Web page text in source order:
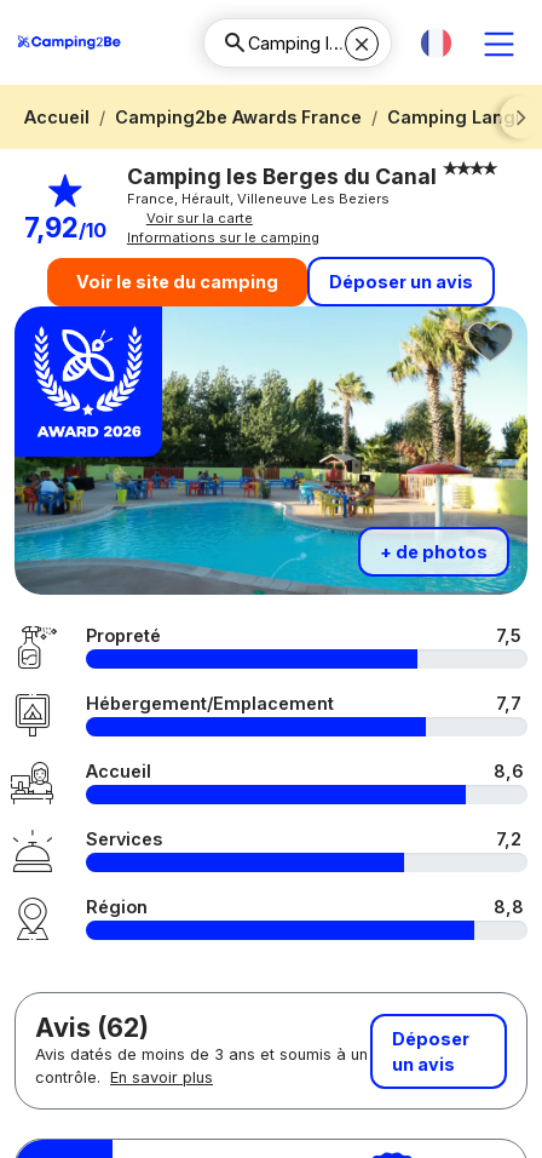
Accueil Camping2be Awards France
Camping
Next
7,92/10
Camping les Berges du Canal
France, Hérault, Villeneuve Les Beziers
Voir sur la carte
Informations sur le camping
Voir le site du camping Déposer un avis
+ de photos
Propreté 7,5
Hébergement/Emplacement 7,7
Accueil 8,6
Services 7,2
Région 8,8
Avis (62)
Avis datés de moins de 3 ans et soumis à un
contrôle. En savoir plus
Déposer
un avis